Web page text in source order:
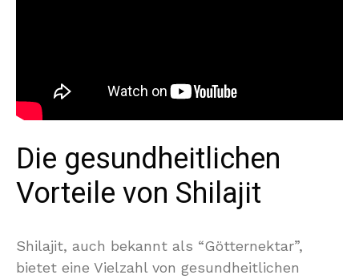
Die gesundheitlichen
Vorteile von Shilajit
Shilajit, auch bekannt als “Götternektar”,
bietet eine Vielzahl von gesundheitlichen